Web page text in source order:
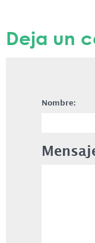
Deja un
Nombre: